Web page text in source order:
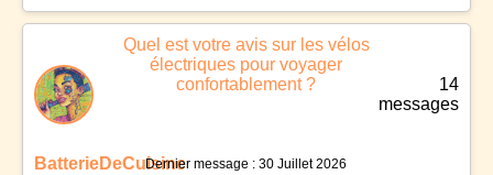
Quel est votre avis sur les vélos
électriques pour voyager
confortablement ?
BatterieDeCuisine
14
messages
Dernier message : 30 Juillet 2026